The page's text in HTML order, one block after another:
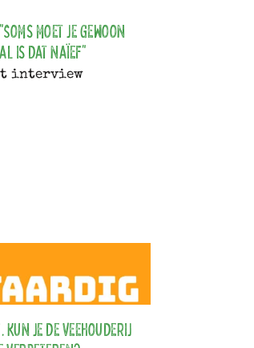
moet je gewoon
is dat naïef"
interview
Kun je de veehouderij